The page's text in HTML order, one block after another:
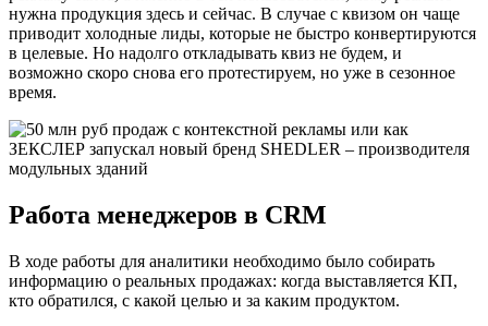
нужна продукция здесь и сейчас. В случае с квизом он чаще
приводит холодные лиды, которые не быстро конвертируются
в целевые. Но надолго откладывать квиз не будем, и
возможно скоро снова его протестируем, но уже в сезонное
время.
Работа менеджеров в CRM
В ходе работы для аналитики необходимо было собирать
информацию о реальных продажах: когда выставляется КП,
кто обратился, с какой целью и за каким продуктом.